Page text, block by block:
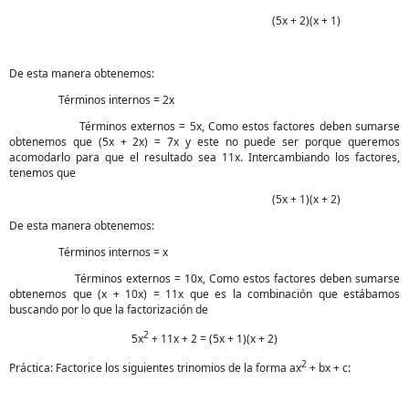
(5x + 2)(x + 1)
De esta manera obtenemos:
Términos internos = 2x
Términos externos = 5x, Como estos factores deben sumarse
obtenemos que (5x + 2x) = 7x y este no puede ser porque queremos
acomodarlo para que el resultado sea 11x. Intercambiando los factores,
tenemos que
(5x + 1)(x + 2)
De esta manera obtenemos:
Términos internos = x
Términos externos = 10x, Como estos factores deben sumarse
obtenemos que (x + 10x) = 11x que es la combinación que estábamos
buscando por lo que la factorización de
5x2 + 11x + 2 = (5x + 1)(x + 2)
Práctica: Factorice los siguientes trinomios de la forma ax2 + bx + c: